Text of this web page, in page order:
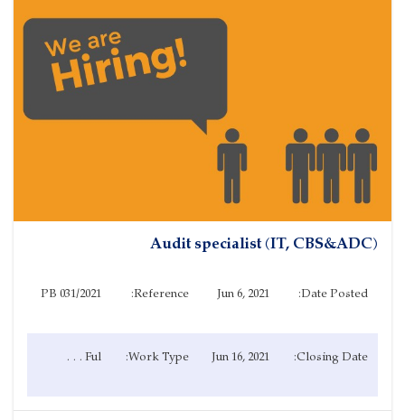
(IT, CBS&ADC) Audit specialist
Date Posted:
Jun 6, 2021
Reference:
PB 031/2021
Closing Date:
Jun 16, 2021
Work Type:
Ful . . .